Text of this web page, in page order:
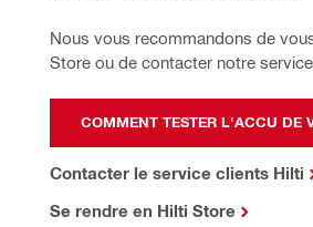
Nous vous recommandons de
Store ou de contacter notre service
COMMENT TESTER L'ACCU DE
Contacter le service clients Hilti
Se rendre en Hilti Store